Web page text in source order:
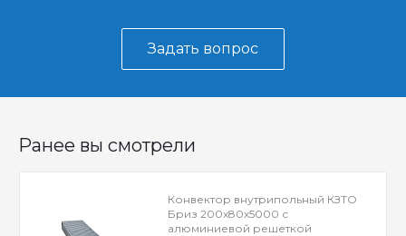
Задать вопрос
Ранее вы смотрели
Конвектор внутрипольный КЗТО
Бриз 200x80x5000 с
алюминиевой решеткой